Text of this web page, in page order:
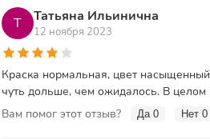
Т Татьяна Ильинична
12 ноября 2023
Краска нормальная, цвет
чуть дольше, чем ожидалось. В целом
Вам помог этот отзыв?
Да 0 Нет 0